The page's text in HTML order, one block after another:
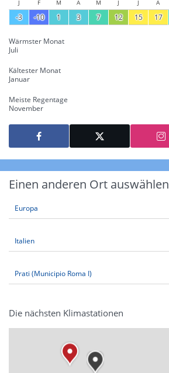
J F M A M J J A
-3 -10 1 3 7 12 15 17
Wärmster Monat
Juli
Kältester Monat
Januar
Meiste Regentage
November
Einen anderen Ort auswählen
Die nächsten Klimastationen